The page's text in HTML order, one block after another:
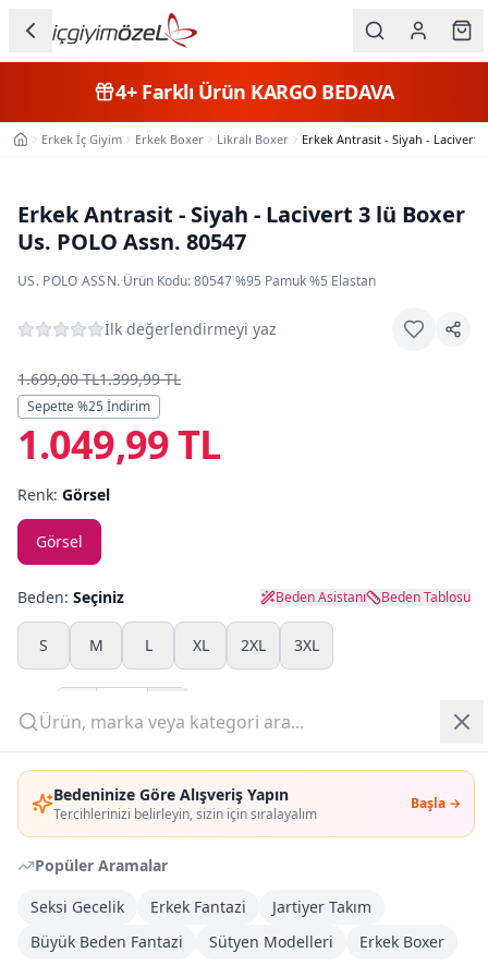
Bedeninize Göre Alışveriş Yapın
Tercihlerinizi belirleyin, sizin için sıralayalım
Başla →
Popüler Aramalar
Seksi Gecelik
Erkek Fantazi
Jartiyer Takım
Büyük Beden Fantazi
Sütyen Modelleri Erkek Boxer
Kategorileri
Erkek
Çocuk
Beden
Markalar
Plaj & Mayo
Yazlık Pijama
Yeni Gelenler
Giriş Yap
Üye Ol
4+Farklı Ürün KARGO BEDAVA
Ana SayfaErkek İç Giyim Erkek Boxer Likralı Boxer Erkek Antrasit - Siyah - Lacivert
Erkek Antrasit - Siyah - Lacivert 3 lü Boxer
Us. POLO Assn. 80547
US. POLO ASSN.·Ürün Kodu:80547·%95 Pamuk %5 Elastan
İlk değerlendirmeyi yaz
1.699,00 TL1.399,99 TL
Sepette %25 İndirim
1.049,99 TL
Renk: Görsel
Görsel
Beden: Seçiniz Beden Asistanı Beden Tablosu
S M L XL 2XL 3XL
Adet:
Sepete Ekle
Şimdi Al
DHL Kargoya Teslim